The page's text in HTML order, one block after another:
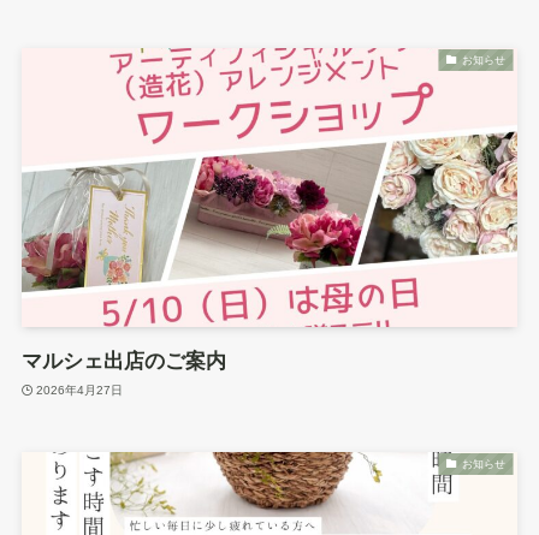
お知らせ
マルシェ出店のご案内
2026年4月27日
お知らせ